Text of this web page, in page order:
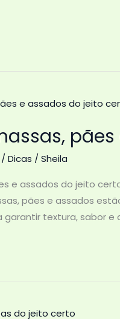
/ Dicas / Sheila
e assados do jeito
pães e assados
garantir textura, sabor